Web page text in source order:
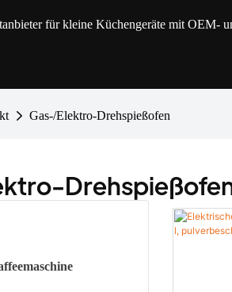
für kleine Küchengeräte mit OEM-
Gas-/Elektro-Drehspießofen